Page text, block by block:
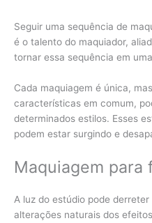
Seguir uma sequência de
é o talento do maquiador,
tornar essa sequência em
Cada maquiagem é única,
características em comum,
determinados estilos. Esses
podem estar surgindo e
Maquiagem para
A luz do estúdio pode
alterações naturais dos